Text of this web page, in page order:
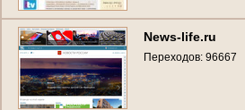
News-life.ru
Переходов: 96667